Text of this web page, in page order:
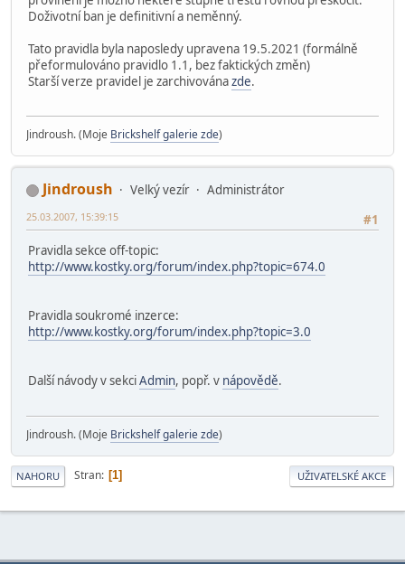
Doživotní ban je definitivní a neměnný.
Tato pravidla byla naposledy upravena 19.5.2021 (formálně
přeformulováno pravidlo 1.1, bez faktických změn)
Starší verze pravidel je zarchivovánazde.
Jindroush. (Moje Brickshelf galerie zde)
Jindroush Velký vezír
Administrátor
#1
25.03.2007, 15:39:15
Pravidla sekce off-topic:
http://www.kostky.org/forum/index.php?topic=674.0
Pravidla soukromé inzerce:
http://www.kostky.org/forum/index.php?topic=3.0
Další návody v sekciAdmin, popř. v nápovědě.
Jindroush. (Moje Brickshelf galerie zde)
NAHORU Stran 1 UŽIVATELSKÉ AKCE